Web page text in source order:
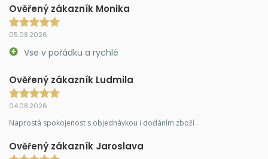
Ověřený zákazník Monika
05.08.2026
Vse v pořádku a rychlé
Ověřený zákazník Ludmila
04.08.2026
Naprostá spokojenost s objednávkou i dodáním zboží .
Ověřený zákazník Jaroslava